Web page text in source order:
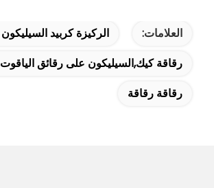
العلامات:
الركيزة كربيد السيليكون
رقاقة كيك,السيليكون على رقائق الياقوت
رقاقة رقاقة